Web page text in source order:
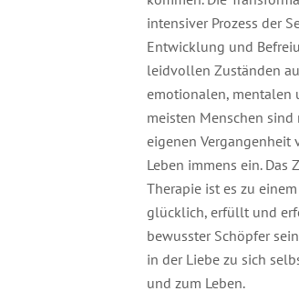
intensiver Prozess der
Entwicklung und
leidvollen Zuständen
emotionalen, mentalen
meisten Menschen
eigenen Vergangenheit
Leben immens ein. Das
Therapie ist es zu
glücklich, erfüllt und
bewusster Schöpfer
in der Liebe zu sich
und zum Leben.